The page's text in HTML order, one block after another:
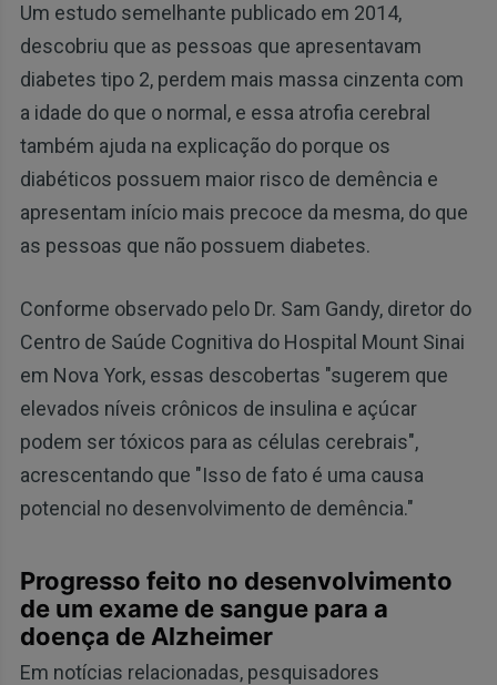
Um estudo semelhante publicado em 2014,
descobriu que as pessoas que apresentavam
diabetes tipo 2, perdem mais massa cinzenta com
a idade do que o normal, e essa atrofia cerebral
também ajuda na explicação do porque os
diabéticos possuem maior risco de demência e
apresentam início mais precoce da mesma, do que
as pessoas que não possuem diabetes.
Conforme observado pelo Dr. Sam Gandy, diretor do
Centro de Saúde Cognitiva do Hospital Mount Sinai
em Nova York, essas descobertas "sugerem que
elevados níveis crônicos de insulina e açúcar
podem ser tóxicos para as células cerebrais",
acrescentando que "Isso de fato é uma causa
potencial no desenvolvimento de demência."
Progresso feito no desenvolvimento
de um exame de sangue para a
doença de Alzheimer
Em notícias relacionadas, pesquisadores